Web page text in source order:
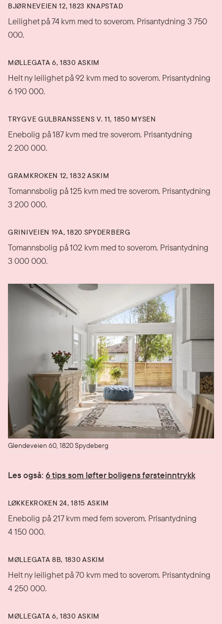
BJØRNEVEIEN 12, 1823 KNAPSTAD
Leilighet på 74 kvm med to soverom. Prisantydning 3 750
000.
MØLLEGATA 6, 1830 ASKIM
Helt ny leilighet på 92 kvm med to soverom. Prisantydning
6 190 000.
TRYGVE GULBRANSSENS V. 11, 1850 MYSEN
Enebolig på 187 kvm med tre soverom. Prisantydning
2 200 000.
GRAMKROKEN 12, 1832 ASKIM
Tomannsbolig på 125 kvm med tre soverom. Prisantydning
3 200 000.
GRINIVEIEN 19A, 1820 SPYDERBERG
Tomannsbolig på 102 kvm med to soverom. Prisantydning
3 000 000.
Glendeveien 60, 1820 Spydeberg
Les også: 6 tips som løfter boligens førsteinntrykk
LØKKEKROKEN 24, 1815 ASKIM
Enebolig på 217 kvm med fem soverom. Prisantydning
4 150 000.
MØLLEGATA 8B, 1830 ASKIM
Helt ny leilighet på 70 kvm med to soverom. Prisantydning
4 250 000.
MØLLEGATA 6, 1830 ASKIM